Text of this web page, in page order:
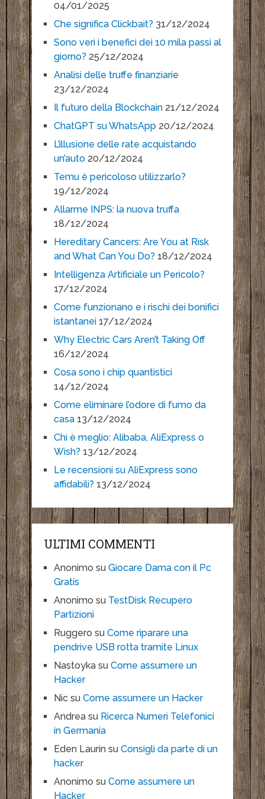
04/01/2025
Che significa Clickbait? 31/12/2024
Sono veri i benefici dei 10 mila passi al
giorno? 25/12/2024
Analisi delle truffe finanziarie
23/12/2024
Il futuro della Blockchain 21/12/2024
ChatGPT su WhatsApp 20/12/2024
L’illusione delle rate acquistando
un’auto 20/12/2024
Temu è pericoloso utilizzarlo?
19/12/2024
Allarme INPS: la nuova truffa
18/12/2024
Hereditary Cancers: Are You at Risk
and What Can You Do? 18/12/2024
Intelligenza Artificiale un Pericolo?
17/12/2024
Come funzionano e i rischi dei bonifici
istantanei 17/12/2024
Why Electric Cars Aren’t Taking Off
16/12/2024
Cosa sono i chip quantistici
14/12/2024
Come eliminare l’odore di fumo da
casa 13/12/2024
Chi è meglio: Alibaba, AliExpress o
Wish? 13/12/2024
Le recensioni su AliExpress sono
affidabili? 13/12/2024
ULTIMI COMMENTI
Anonimo su Giocare Dama con il Pc
Gratis
Anonimo su TestDisk Recupero
Partizioni
Ruggero su Come riparare una
pendrive USB rotta tramite Linux
Nastoykasu Come assumere un
Hacker
Nicsu Come assumere un Hacker
Andreasu Ricerca Numeri Telefonici
in Germania
Eden Laurinsu Consigli da parte di un
hacker
Anonimo su Come assumere un
Hacker